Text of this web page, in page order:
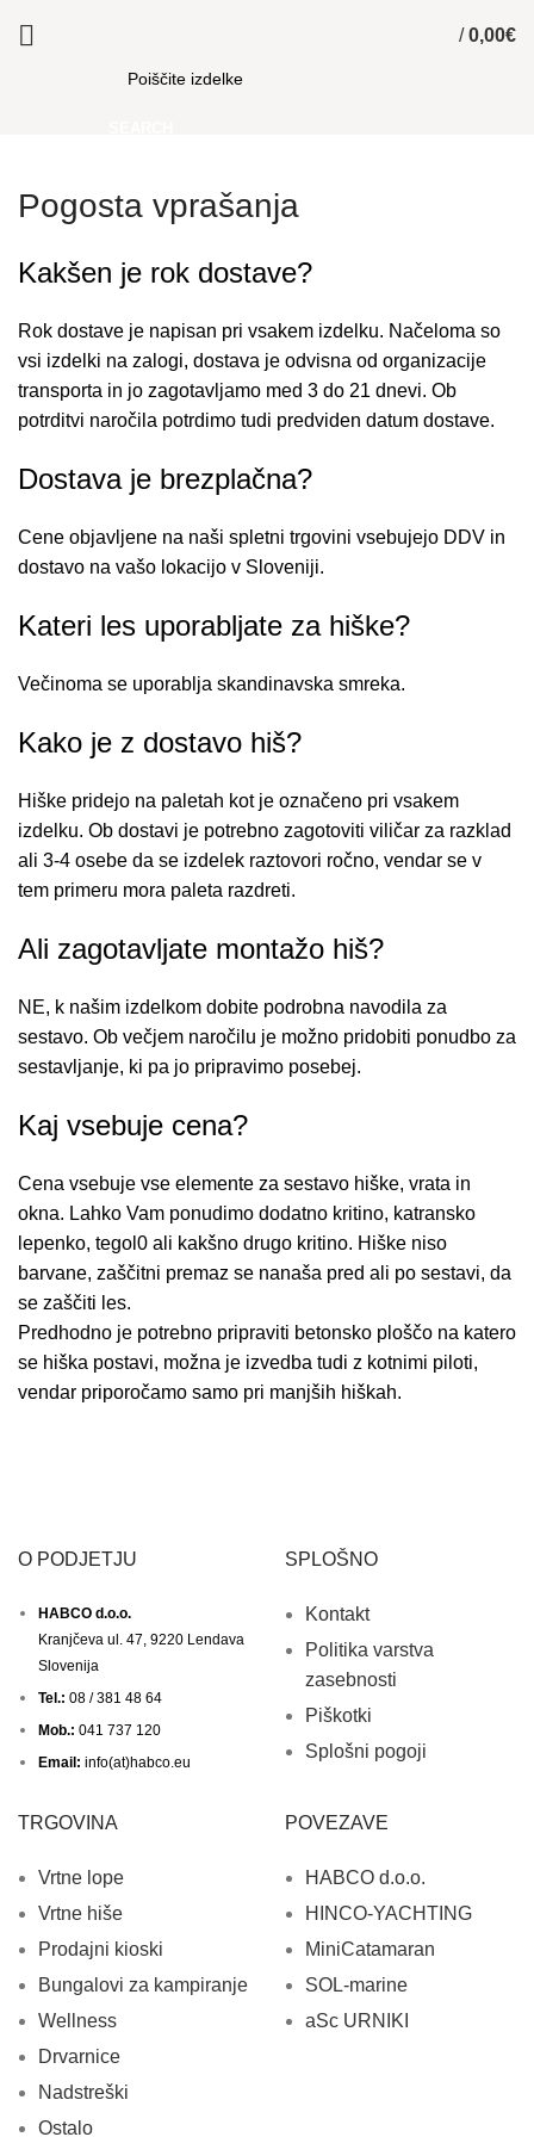
/ 0,00€
Pogosta vprašanja
Kakšen je rok dostave?
Rok dostave je napisan pri vsakem izdelku. Načeloma so
vsi izdelki na zalogi, dostava je odvisna od organizacije
transporta in jo zagotavljamo med 3 do 21 dnevi. Ob
potrditvi naročila potrdimo tudi predviden datum dostave.
Dostava je brezplačna?
Cene objavljene na naši spletni trgovini vsebujejo DDV in
dostavo na vašo lokacijo v Sloveniji.
Kateri les uporabljate za hiške?
Večinoma se uporablja skandinavska smreka.
Kako je z dostavo hiš?
Hiške pridejo na paletah kot je označeno pri vsakem
izdelku. Ob dostavi je potrebno zagotoviti viličar za razklad
ali 3-4 osebe da se izdelek raztovori ročno, vendar se v
tem primeru mora paleta razdreti.
Ali zagotavljate montažo hiš?
NE, k našim izdelkom dobite podrobna navodila za
sestavo. Ob večjem naročilu je možno pridobiti ponudbo za
sestavljanje, ki pa jo pripravimo posebej.
Kaj vsebuje cena?
Cena vsebuje vse elemente za sestavo hiške, vrata in
okna. Lahko Vam ponudimo dodatno kritino, katransko
lepenko, tegol0 ali kakšno drugo kritino. Hiške niso
barvane, zaščitni premaz se nanaša pred ali po sestavi, da
se zaščiti les.
Predhodno je potrebno pripraviti betonsko ploščo na katero
se hiška postavi, možna je izvedba tudi z kotnimi piloti,
vendar priporočamo samo pri manjših hiškah.
O PODJETJU
HABCO d.o.o.
Kranjčeva ul. 47, 9220 Lendava
Slovenija
Tel.: 08 / 381 48 64
Mob.: 041 737 120
Email: info(at)habco.eu
SPLOŠNO
Kontakt
Politika varstva
zasebnosti
Piškotki
Splošni pogoji
TRGOVINA
Vrtne lope
Vrtne hiše
Prodajni kioski
Bungalovi za kampiranje
Wellness
Drvarnice
Nadstreški
Ostalo
POVEZAVE
HABCO d.o.o.
HINCO-YACHTING
MiniCatamaran
SOL-marine
aSc URNIKI